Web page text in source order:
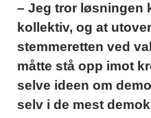
– Jeg tror løsningen
kollektiv, og at
stemmeretten ved
måtte stå opp imot
selve ideen om
selv i de mest